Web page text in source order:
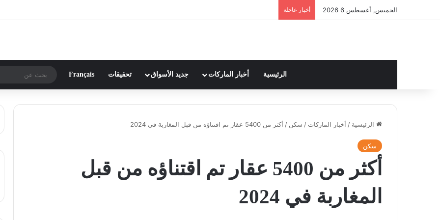
الخميس, أغسطس 6 2026 أخبار عاجلة
الرئيسية أخبار الماركات جديد الأسواق تحقيقات Français
الرئيسية / أخبار الماركات / سكن / أكثر من 5400 عقار تم اقتناؤه من قبل المغاربة في 2024
سكن
أكثر من 5400 عقار تم اقتناؤه من قبل
المغاربة في 2024